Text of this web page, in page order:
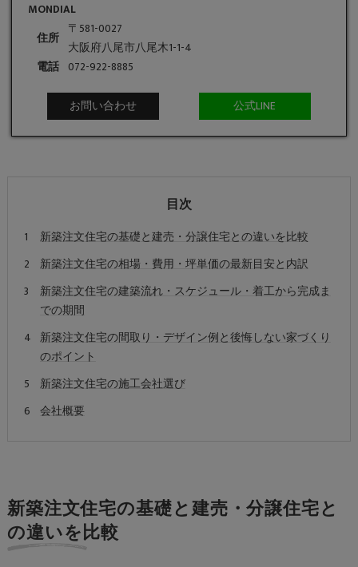
MONDIAL
住所
〒581-0027
大阪府八尾市八尾木1-1-4
電話 072-922-8885
お問い合わせ 公式LINE
目次
新築注文住宅の基礎と建売・分譲住宅との違いを比較
新築注文住宅の相場・費用・坪単価の最新目安と内訳
新築注文住宅の建築流れ・スケジュール・着工から完成ま
での期間
新築注文住宅の間取り・デザイン例と後悔しない家づくり
のポイント
新築注文住宅の施工会社選び
会社概要
新築注文住宅の基礎と建売・分譲住宅と
の違いを比較